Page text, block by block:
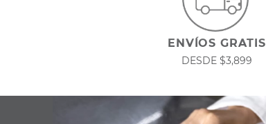
ENVÍOS GRATIS
DESDE $3,899